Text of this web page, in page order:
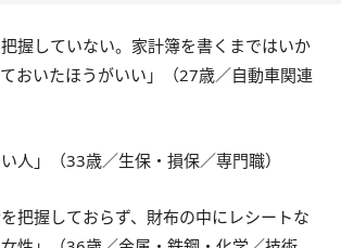
握していない。家計簿を書くまではいか
おいたほうがいい」（27歳／自動車関連
人」（33歳／生保・損保／専門職）
把握しておらず、財布の中にレシートな